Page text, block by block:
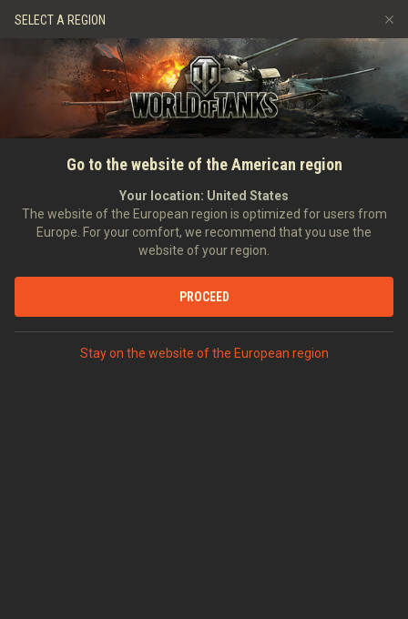
Spiele
Spieler Support
Musik
Richtlinien zum Fairplay
Wargaming.net Game Center
Ratgeber zu Twitch-Drops
Discord
Mod-Hub
Medien
SELECT A REGION
Go to the website of the American region
Your location: United States
The website of the European region is optimized for users from
Europe. For your comfort, we recommend that you use the
website of your region.
PROCEED
Stay on the website of the European region